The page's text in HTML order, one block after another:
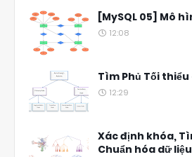
[MySQL 05] Mô
12:08
Tìm Phủ Tối
12:29
Xác định khóa,
Chuẩn hóa dữ liệu